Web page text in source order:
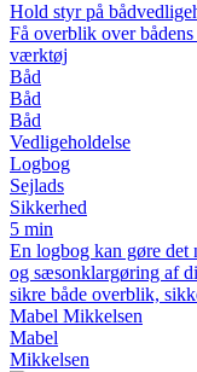
Hold styr på
Få overblik over
værktøj
Båd
Båd
Båd
Vedligeholdelse
Logbog
Sejlads
Sikkerhed
5 min
En logbog kan gøre det
og sæsonklargøring af
sikre både overblik,
Mabel Mikkelsen
Mabel
Mikkelsen